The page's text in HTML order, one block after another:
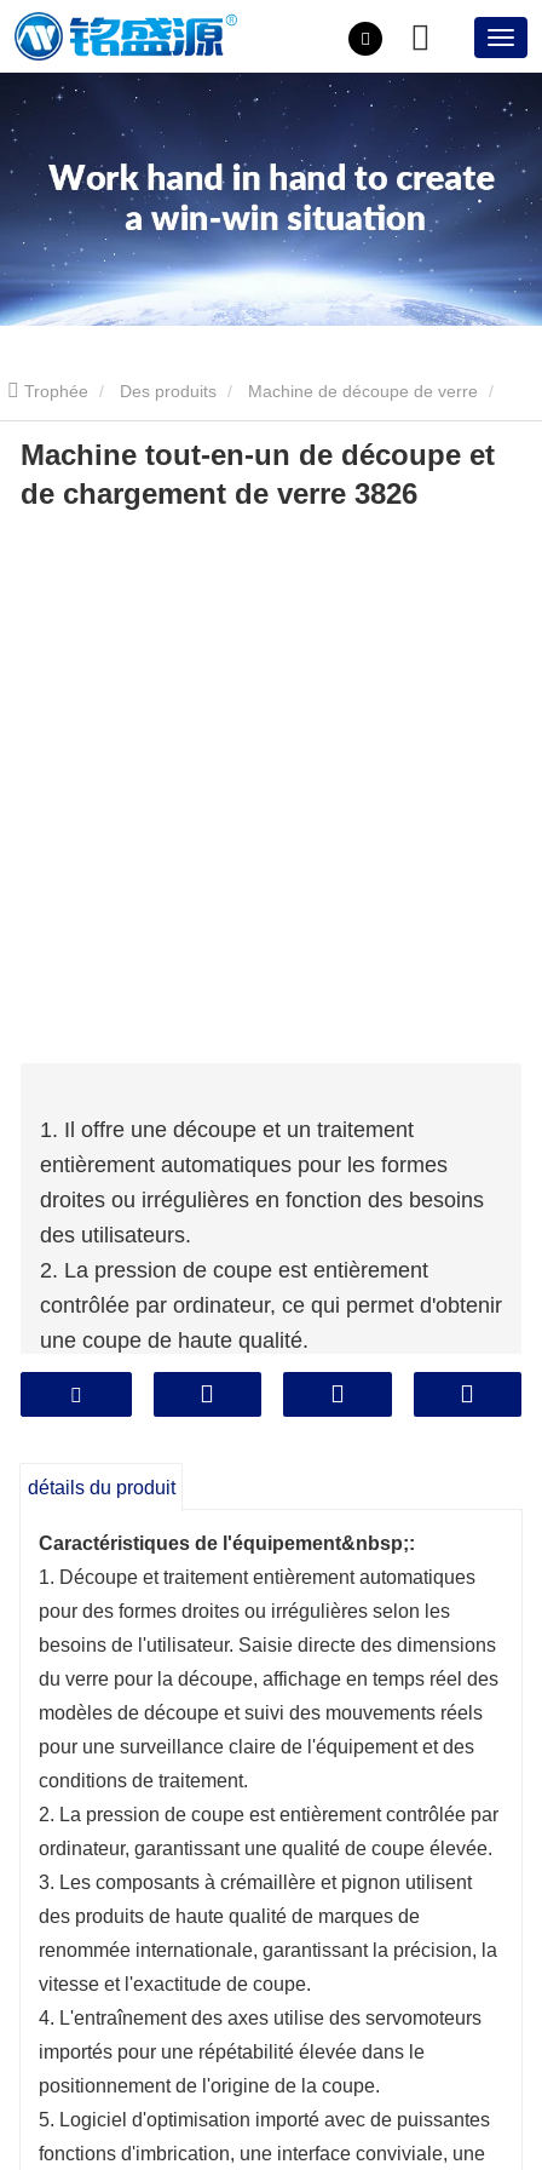
Trophée Des produits Machine de découpe de verre
Machine tout-en-un de découpe et de chargement de verre 3826
Machine tout-en-un de découpe et
de chargement de verre 3826
1. Il offre une découpe et un traitement
entièrement automatiques pour les formes
droites ou irrégulières en fonction des besoins
des utilisateurs.
2. La pression de coupe est entièrement
contrôlée par ordinateur, ce qui permet d'obtenir
une coupe de haute qualité.
3. La surface de travail est équipée d'une
flottation à air et d'une hauteur réglable pour
d'excellentes performances, sécurité et fiabilité.
détails du produit
Caractéristiques de l'équipement&nbsp;:
1. Découpe et traitement entièrement automatiques
pour des formes droites ou irrégulières selon les
besoins de l'utilisateur. Saisie directe des dimensions
du verre pour la découpe, affichage en temps réel des
modèles de découpe et suivi des mouvements réels
pour une surveillance claire de l'équipement et des
conditions de traitement.
2. La pression de coupe est entièrement contrôlée par
ordinateur, garantissant une qualité de coupe élevée.
3. Les composants à crémaillère et pignon utilisent
des produits de haute qualité de marques de
renommée internationale, garantissant la précision, la
vitesse et l'exactitude de coupe.
4. L'entraînement des axes utilise des servomoteurs
importés pour une répétabilité élevée dans le
positionnement de l'origine de la coupe.
5. Logiciel d'optimisation importé avec de puissantes
fonctions d'imbrication, une interface conviviale, une